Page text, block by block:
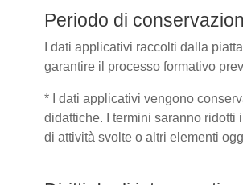
Periodo di
I dati applicativi raccolti dalla
garantire il processo formativo
* I dati applicativi vengono
didattiche. I termini saranno ridotti
di attività svolte o altri elementi